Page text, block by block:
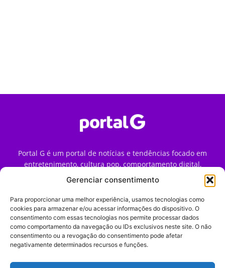
Gerenciar consentimento
Para proporcionar uma melhor experiência, usamos tecnologias como
cookies para armazenar e/ou acessar informações do dispositivo. O
consentimento com essas tecnologias nos permite processar dados
como comportamento da navegação ou IDs exclusivos neste site. O não
consentimento ou a revogação do consentimento pode afetar
negativamente determinados recursos e funções.
Portal G é um portal de notícias e tendências focado em
entretenimento, cultura pop, comportamento digital,
streaming, games e iniciativas de marca que impactam a
forma como o público vive e consome internet no Brasil.
Contato:contato@portalg.com.br